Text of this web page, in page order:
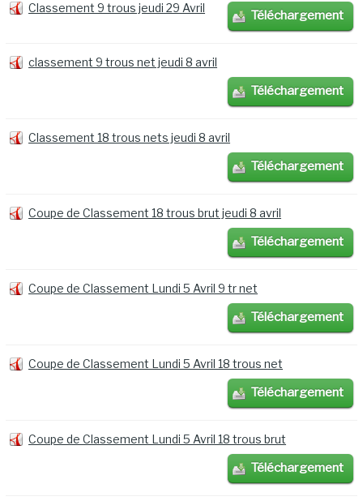
Classement 9 trous jeudi 29 Avril Téléchargement
classement 9 trous net jeudi 8 avril
Téléchargement
Classement 18 trous nets jeudi 8 avril
Téléchargement
Coupe de Classement 18 trous brut jeudi 8 avril
Téléchargement
Coupe de Classement Lundi 5 Avril 9 tr net
Téléchargement
Coupe de Classement Lundi 5 Avril 18 trous net
Téléchargement
Coupe de Classement Lundi 5 Avril 18 trous brut
Téléchargement